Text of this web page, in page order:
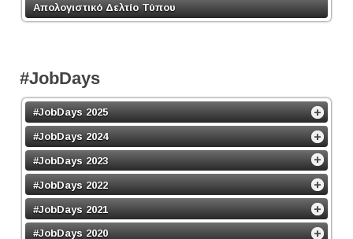
Απολογιστικό Δελτίο Τύπου
#JobDays
#JobDays 2025
#JobDays 2024
#JobDays 2023
#JobDays 2022
#JobDays 2021
#JobDays 2020